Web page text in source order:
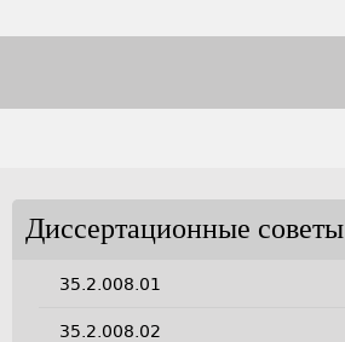
Диссертационные советы
35.2.008.01
35.2.008.02